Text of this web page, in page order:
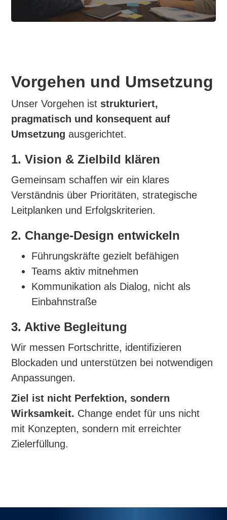
Vorgehen und Umsetzung
Unser Vorgehen ist strukturiert,
pragmatisch und konsequent auf
Umsetzung ausgerichtet.
1. Vision & Zielbild klären
Gemeinsam schaffen wir ein klares
Verständnis über Prioritäten, strategische
Leitplanken und Erfolgskriterien.
2. Change-Design entwickeln
Führungskräfte gezielt befähigen
Teams aktiv mitnehmen
Kommunikation als Dialog, nicht als
Einbahnstraße
3. Aktive Begleitung
Wir messen Fortschritte, identifizieren
Blockaden und unterstützen bei notwendigen
Anpassungen.
Ziel ist nicht Perfektion, sondern
Wirksamkeit. Change endet für uns nicht
mit Konzepten, sondern mit erreichter
Zielerfüllung.